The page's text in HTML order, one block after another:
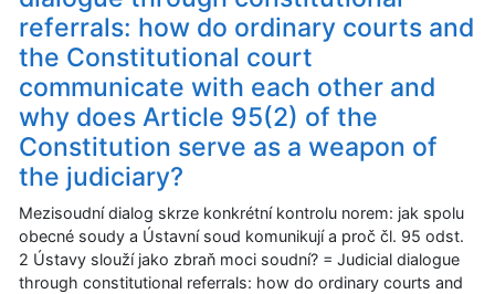
referrals: how do ordinary courts and
the Constitutional court
communicate with each other and
why does Article 95(2) of the
Constitution serve as a weapon of
the judiciary?
Mezisoudní dialog skrze konkrétní kontrolu norem: jak spolu
obecné soudy a Ústavní soud komunikují a proč čl. 95 odst.
2 Ústavy slouží jako zbraň moci soudní? = Judicial dialogue
through constitutional referrals: how do ordinary courts and